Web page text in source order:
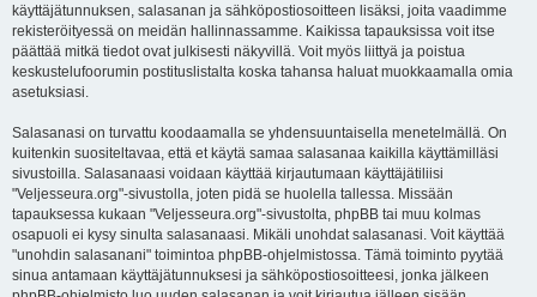
käyttäjätunnuksen, salasanan ja sähköpostiosoitteen lisäksi, joita vaadimme
rekisteröityessä on meidän hallinnassamme. Kaikissa tapauksissa voit itse
päättää mitkä tiedot ovat julkisesti näkyvillä. Voit myös liittyä ja poistua
keskustelufoorumin postituslistalta koska tahansa haluat muokkaamalla omia
asetuksiasi.
Salasanasi on turvattu koodaamalla se yhdensuuntaisella menetelmällä. On
kuitenkin suositeltavaa, että et käytä samaa salasanaa kaikilla käyttämilläsi
sivustoilla. Salasanaasi voidaan käyttää kirjautumaan käyttäjätiliisi
"Veljesseura.org"-sivustolla, joten pidä se huolella tallessa. Missään
tapauksessa kukaan "Veljesseura.org"-sivustolta, phpBB tai muu kolmas
osapuoli ei kysy sinulta salasanaasi. Mikäli unohdat salasanasi. Voit käyttää
"unohdin salasanani" toimintoa phpBB-ohjelmistossa. Tämä toiminto pyytää
sinua antamaan käyttäjätunnuksesi ja sähköpostiosoitteesi, jonka jälkeen